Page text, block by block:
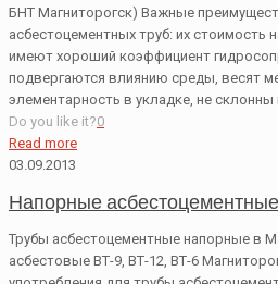
БНТ Магниторогск) Важные
асбестоцементных труб: их стоимость
имеют хороший коэффициент
подвергаются влиянию среды, весят
элементарность в укладке, не
Do you like it?0
Read more
03.09.2013
Напорные
Трубы асбестоцементные напорные в
асбестовые ВТ-9, ВТ-12, ВТ-6